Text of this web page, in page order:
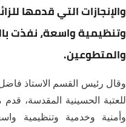
والإنجازات التي قدمها
وتنظيمية واسعة، نفذت
والمتطوعين.
وقال رئيس القسم الاستاذ
للعتبة الحسينية المقدسة،
وأمنية وخدمية وتنظيمية